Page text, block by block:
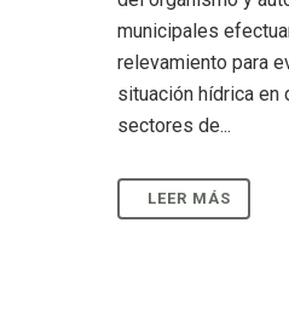
municipales
relevamiento para
situación hídrica en
sectores de...